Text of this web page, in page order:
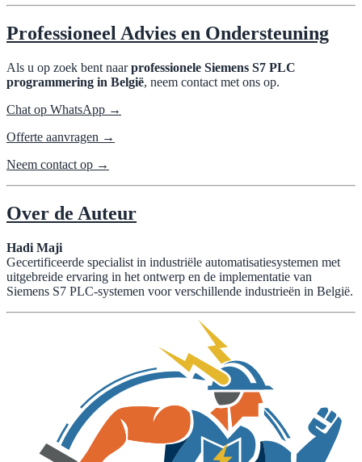
Professioneel Advies en Ondersteuning
Als u op zoek bent naarprofessionele Siemens S7 PLC
programmering in België, neem contact met ons op.
Chat op WhatsApp →
Offerte aanvragen →
Neem contact op →
Over de Auteur
Hadi Maji
Gecertificeerde specialist in industriële automatisatiesystemen met
uitgebreide ervaring in het ontwerp en de implementatie van
Siemens S7 PLC-systemen voor verschillende industrieën in België.